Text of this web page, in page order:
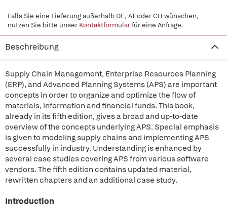
Falls Sie eine Lieferung außerhalb DE, AT oder CH wünschen,
nutzen Sie bitte unser Kontaktformularfür eine Anfrage.
Beschreibung
Supply Chain Management, Enterprise Resources Planning
(ERP), and Advanced Planning Systems (APS) are important
concepts in order to organize and optimize the flow of
materials, information and financial funds. This book,
already in its fifth edition, gives a broad and up-to-date
overview of the concepts underlying APS. Special emphasis
is given to modeling supply chains and implementing APS
successfully in industry. Understanding is enhanced by
several case studies covering APS from various software
vendors. The fifth edition contains updated material,
rewritten chapters and an additional case study.
Introduction